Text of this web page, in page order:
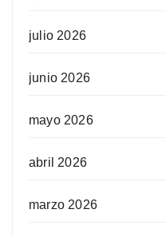
julio 2026
junio 2026
mayo 2026
abril 2026
marzo 2026